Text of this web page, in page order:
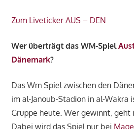
Zum Liveticker AUS – DEN
Wer überträgt das WM-Spiel
Dänemark?
Das Wm Spiel zwischen den
im al-Janoub-Stadion in al-Wakra
Gruppe heute. Wer gewinnt, geht
Dabei wird das Spiel nur bei